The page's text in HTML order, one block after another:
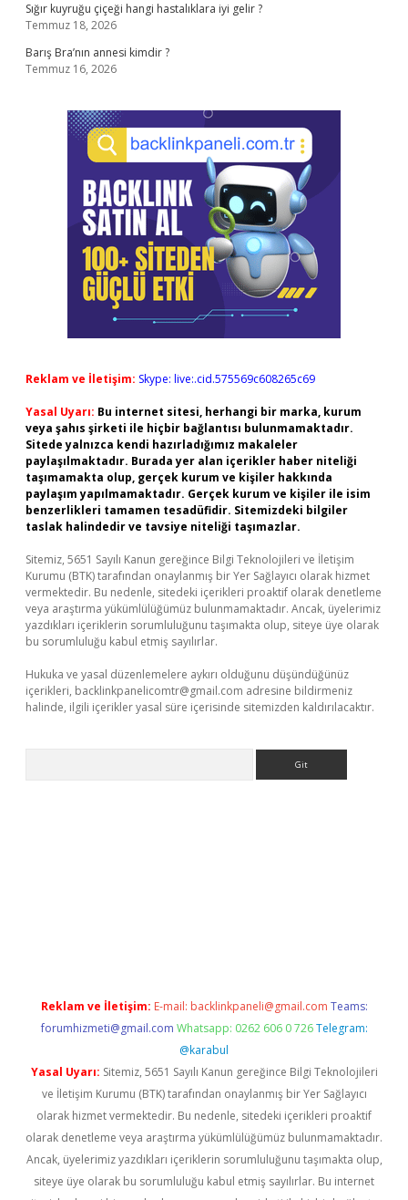
Sığır kuyruğu çiçeği hangi hastalıklara iyi gelir ?
Temmuz 18, 2026
Barış Bra’nın annesi kimdir ?
Temmuz 16, 2026
Reklam ve İletişim: Skype: live:.cid.575569c608265c69
Yasal Uyarı: Bu internet sitesi, herhangi bir marka, kurum
veya şahıs şirketi ile hiçbir bağlantısı bulunmamaktadır.
Sitede yalnızca kendi hazırladığımız makaleler
paylaşılmaktadır. Burada yer alan içerikler haber niteliği
taşımamakta olup, gerçek kurum ve kişiler hakkında
paylaşım yapılmamaktadır. Gerçek kurum ve kişiler ile isim
benzerlikleri tamamen tesadüfidir. Sitemizdeki bilgiler
taslak halindedir ve tavsiye niteliği taşımazlar.
Sitemiz, 5651 Sayılı Kanun gereğince Bilgi Teknolojileri ve İletişim
Kurumu (BTK) tarafından onaylanmış bir Yer Sağlayıcı olarak hizmet
vermektedir. Bu nedenle, sitedeki içerikleri proaktif olarak denetleme
veya araştırma yükümlülüğümüz bulunmamaktadır. Ancak, üyelerimiz
yazdıkları içeriklerin sorumluluğunu taşımakta olup, siteye üye olarak
bu sorumluluğu kabul etmiş sayılırlar.
Hukuka ve yasal düzenlemelere aykırı olduğunu düşündüğünüz
içerikleri, backlinkpanelicomtr@gmail.com adresine bildirmeniz
halinde, ilgili içerikler yasal süre içerisinde sitemizden kaldırılacaktır.
Reklam ve İletişim: E-mail: backlinkpaneli@gmail.com Teams:
forumhizmeti@gmail.com Whatsapp: 0262 606 0 726 Telegram:
@karabul
Yasal Uyarı: Sitemiz, 5651 Sayılı Kanun gereğince Bilgi Teknolojileri
ve İletişim Kurumu (BTK) tarafından onaylanmış bir Yer Sağlayıcı
olarak hizmet vermektedir. Bu nedenle, sitedeki içerikleri proaktif
olarak denetleme veya araştırma yükümlülüğümüz bulunmamaktadır.
Ancak, üyelerimiz yazdıkları içeriklerin sorumluluğunu taşımakta olup,
siteye üye olarak bu sorumluluğu kabul etmiş sayılırlar. Bu internet